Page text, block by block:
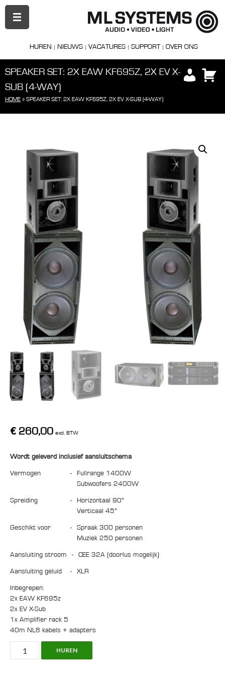
HUREN NIEUWS VACATURES SUPPORT OVER ONS
PRIMAIR
MENU
SPEAKER SET: 2X EAW KF695Z, 2X EV X-
SUB (4-WAY)
HOME » SPEAKER SET: 2X EAW KF695Z, 2X EV X-SUB (4-WAY)
€ 260,00 excl. BTW
Wordt geleverd inclusief aansluitschema
Vermogen -
fullrange 1400W
Subwoofers 2400W
Spreiding -
horizontaal 90°
Verticaal 45°
Geschikt voor -
spraak 300 personen
Muziek 250 personen
Aansluiting stroom - CEE 32A (doorlus mogelijk)
Aansluiting geluid - XLR
Inbegrepen:
2x EAW KF695z
2x EV X-Sub
1x Amplifier rack 5
40m NL8 kabels + adapters
Speaker
Set:
HUREN